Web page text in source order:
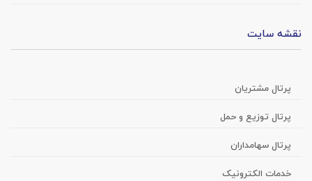
نقشه سایت
پرتال مشتریان
پرتال توزیع و حمل
پرتال سهامداران
خدمات الکترونیک